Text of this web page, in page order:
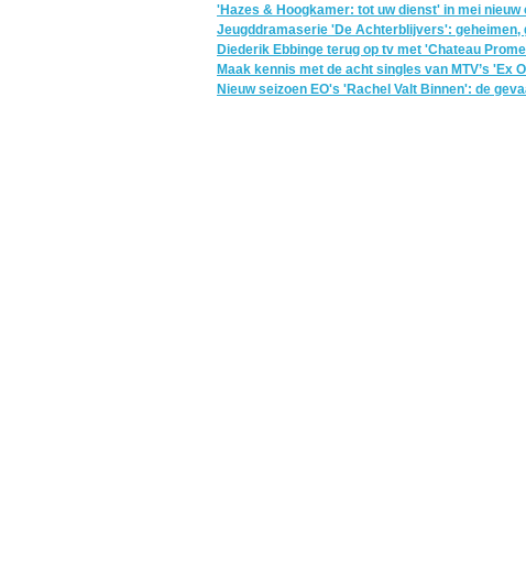
'Hazes & Hoogkamer: tot uw dienst' in mei nieuw
Jeugddramaserie 'De Achterblijvers': geheimen,
Diederik Ebbinge terug op tv met 'Chateau
Maak kennis met de acht singles van MTV’s 'Ex
Nieuw seizoen EO's 'Rachel Valt Binnen': de